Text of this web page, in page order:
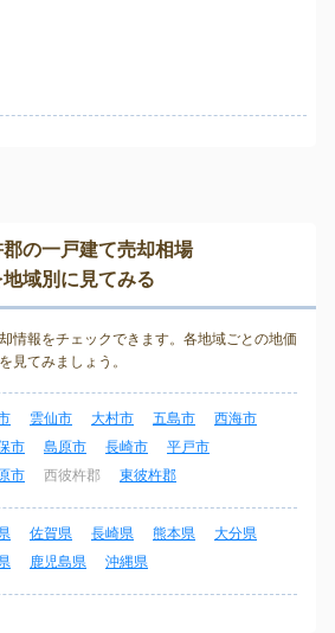
の一戸建て売却相場
地域別に見てみる
情報をチェックできます。各地域ごとの地価
見てみましょう。
雲仙市 大村市 五島市
西海市
市
島原市 長崎市
平戸市
市
西彼杵郡 東彼杵郡
佐賀県 長崎県 熊本県
大分県
鹿児島県 沖縄県